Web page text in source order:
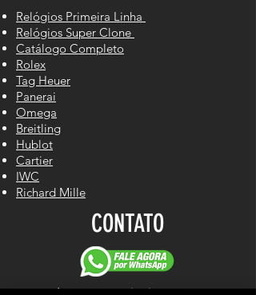
Relógios Primeira Linha
Relógios Super Clone
Catálogo Completo
Rolex
Tag Heuer
Panerai
Omega
Breitling
Hublot
Cartier
IWC
Richard Mille
CONTATO